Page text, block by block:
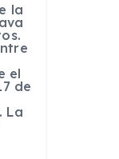
la
el
de
La